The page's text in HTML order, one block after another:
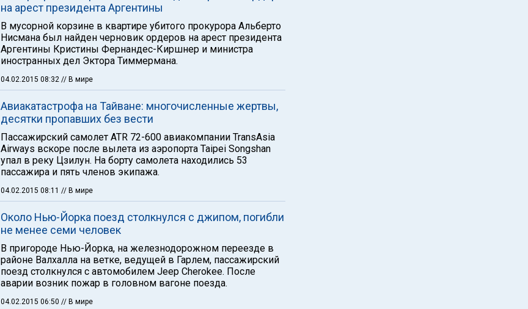
на арест президента Аргентины
В мусорной корзине в квартире убитого прокурора Альберто
Нисмана был найден черновик ордеров на арест президента
Аргентины Кристины Фернандес-Киршнер и министра
иностранных дел Эктора Тиммермана.
04.02.2015 08:32 // В мире
Авиакатастрофа на Тайване: многочисленные жертвы,
десятки пропавших без вести
Пассажирский самолет ATR 72-600 авиакомпании TransAsia
Airways вскоре после вылета из аэропорта Taipei Songshan
упал в реку Цзилун. На борту самолета находились 53
пассажира и пять членов экипажа.
04.02.2015 08:11 // В мире
Около Нью-Йорка поезд столкнулся с джипом, погибли
не менее семи человек
В пригороде Нью-Йорка, на железнодорожном переезде в
районе Валхалла на ветке, ведущей в Гарлем, пассажирский
поезд столкнулся с автомобилем Jeep Cherokee. После
аварии возник пожар в головном вагоне поезда.
04.02.2015 06:50 // В мире